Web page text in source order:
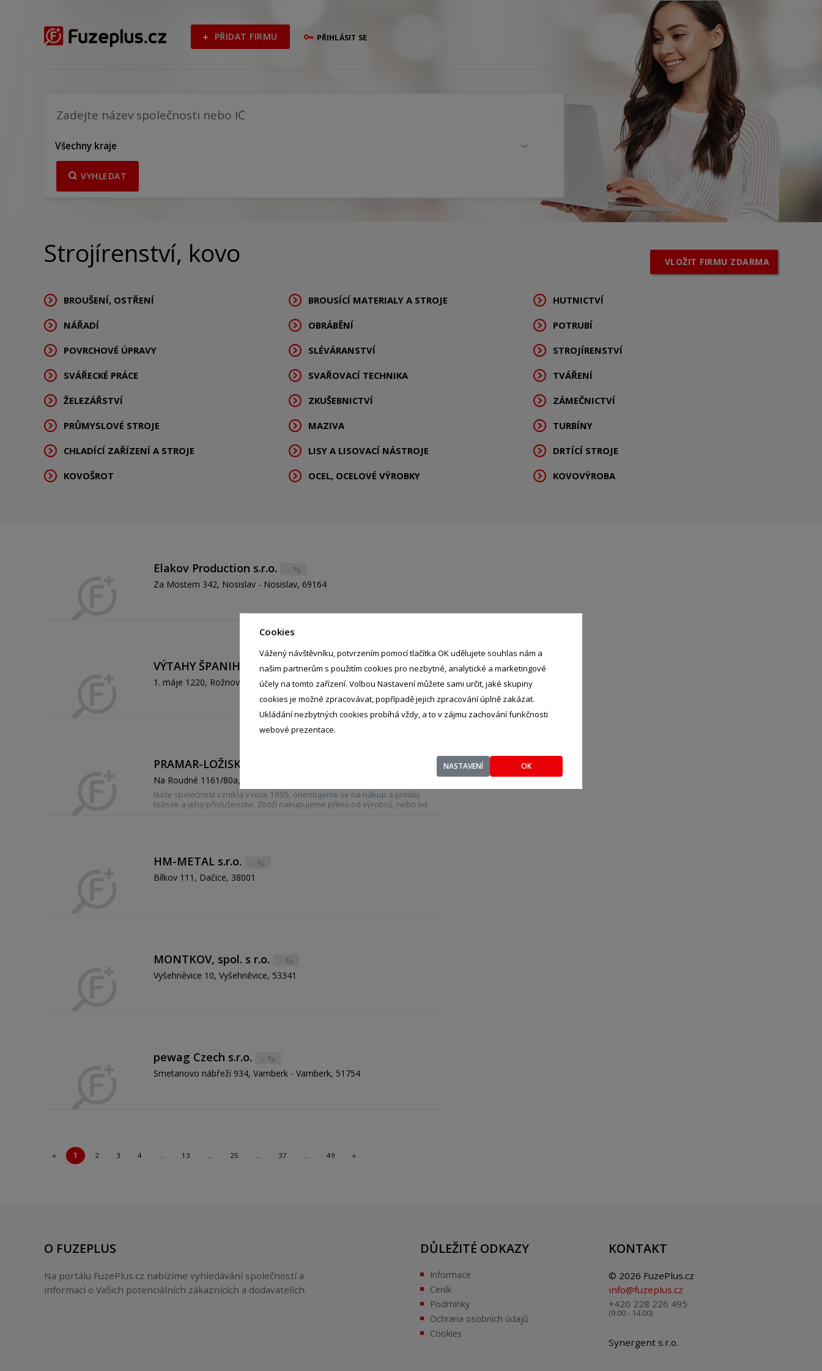
Cookies
Vážený návštěvníku, potvrzením pomocí tlačítka OK udělujete souhlas nám a
našim partnerům s použitím cookies pro nezbytné, analytické a marketingové
účely na tomto zařízení. Volbou Nastavení můžete sami určit, jaké skupiny
cookies je možné zpracovávat, popřípadě jejich zpracování úplně zakázat.
Ukládání nezbytných cookies probíhá vždy, a to v zájmu zachování funkčnosti
webové prezentace.
NASTAVENÍ OK
PŘIDAT FIRMU PŘIHLÁSIT SE
Všechny kraje
VYHLEDAT
VLOŽIT FIRMU ZDARMA
Strojírenství, kovo
BROUŠENÍ, OSTŘENÍ BROUSÍCÍ MATERIALY A STROJE HUTNICTVÍ
NÁŘADÍ OBRÁBĚNÍ POTRUBÍ
POVRCHOVÉ ÚPRAVY SLÉVÁRANSTVÍ STROJÍRENSTVÍ
SVÁŘECKÉ PRÁCE SVAŘOVACÍ TECHNIKA TVÁŘENÍ
ŽELEZÁŘSTVÍ ZKUŠEBNICTVÍ ZÁMEČNICTVÍ
PRŮMYSLOVÉ STROJE MAZIVA TURBÍNY
CHLADÍCÍ ZAŘÍZENÍ A STROJE LISY A LISOVACÍ NÁSTROJE DRTÍCÍ STROJE
KOVOŠROT OCEL, OCELOVÉ VÝROBKY KOVOVÝROBA
Elakov Production s.r.o. - %
Za Mostem 342, Nosislav - Nosislav, 69164
VÝTAHY ŠPANIHEL s.r.o. - %
1. máje 1220, Rožnov pod Radhoštěm, 75661
PRAMAR-LOŽISKA, LEPIDLA-PLZEŇ
Na Roudné 1161/80a, Severní Př, Plzeň, 301 65
Naše společnost vznikla v roce 1995, orientujeme se na nákup a prodej
ložisek a jeho přislušenství. Zboží nakupujeme přímo od výrobců, nebo od
HM-METAL s.r.o. - %
Bílkov 111, Dačice, 38001
MONTKOV, spol. s r.o. - %
Vyšehněvice 10, Vyšehněvice, 53341
pewag Czech s.r.o. - %
Smetanovo nábřeží 934, Vamberk - Vamberk, 51754
« 1 2 3 4 13 25 37 49 »
O FUZEPLUS
Na portálu FuzePlus.cz nabízíme vyhledávání společností a
informací o Vašich potenciálních zákaznících a dodavatelích.
DŮLEŽITÉ ODKAZY
Informace
Ceník
Podmínky
Ochrana osobních údajů
Cookies
KONTAKT
© 2026 FuzePlus.cz
info@fuzeplus.cz
+420 228 226 495
(9:00 - 14:00)
Synergent s.r.o.